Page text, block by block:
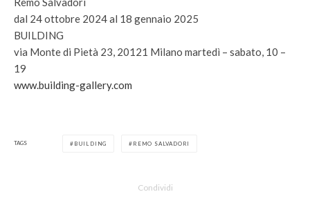
dal 24 ottobre 2024 al 18 gennaio 2025
BUILDING
via Monte di Pietà 23, 20121 Milano martedì – sabato, 10 –
19
www.building-gallery.com
TAGS BUILDING REMO SALVADORI
Condividi